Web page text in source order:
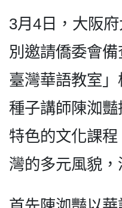
3月4日，大阪
別邀請僑委會
臺灣華語教室
種子講師陳洳
特色的文化課
灣的多元風貌，